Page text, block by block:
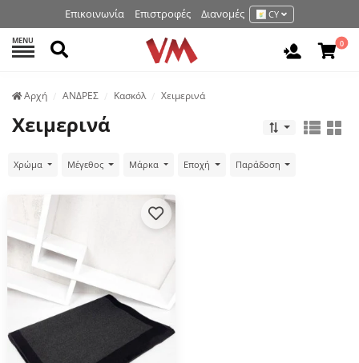
Επικοινωνία Επιστροφές Διανομές CY
MENU Αναζήτηση 0
Аρχή ΑΝΔΡΕΣ Κασκόλ Χειμερινά
Χειμερινά
Χρώμα Μέγεθος Μάρκα Εποχή Παράδοση